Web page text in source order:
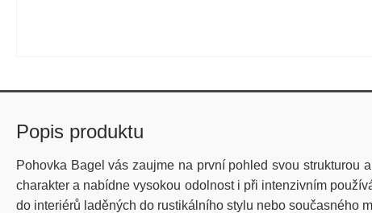
Popis produktu
Pohovka Bagel vás zaujme na první pohled svou strukturou
charakter a nabídne vysokou odolnost i při intenzivním
do interiérů laděných do rustikálního stylu nebo současného